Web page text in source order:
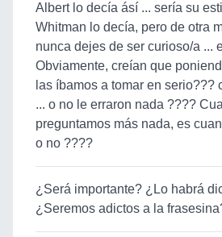
Albert lo decía ásí ... sería su
Whitman lo decía, pero de otra
nunca dejes de ser curioso/a ...
Obviamente, creían que
las íbamos a tomar en serio???
... o no le erraron nada ????
preguntamos más nada, es
o no ????
¿Será importante? ¿Lo habrá
¿Seremos adictos a la